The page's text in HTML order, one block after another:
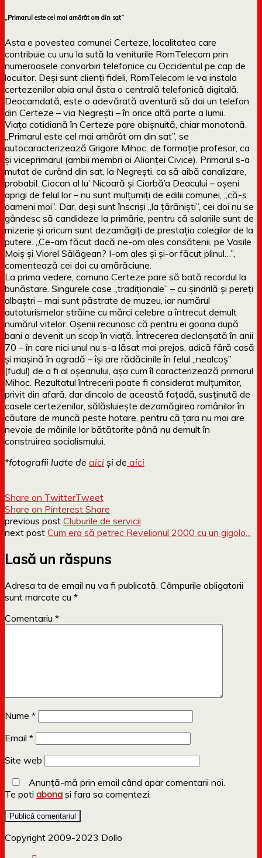
„Primarul este cel mai amărât om din sat”
Asta e povestea comunei Certeze, localitatea care
contribuie cu unu la sută la veniturile RomTelecom prin
numeroasele convorbiri telefonice cu Occidentul pe cap de
locuitor. Deși sunt clienți fideli, RomTelecom le va instala
certezenilor abia anul ăsta o centrală telefonică digitală.
Deocamdată, este o adevărată aventură să dai un telefon
din Certeze – via Negrești – în orice altă parte a lumii.
Viața cotidiană în Certeze pare obișnuită, chiar monotonă.
„Primarul este cel mai amărât om din sat”, se
autocaracterizează Grigore Mihoc, de formație profesor, ca
și viceprimarul (ambii membri ai Alianței Civice). Primarul s-a
mutat de curând din sat, la Negrești, ca să aibă canalizare,
probabil. Ciocan al lu’ Nicoară și Ciorbă’a Deacului – oșeni
aprigi de felul lor – nu sunt mulțumiți de edilii comunei, „că-s
oameni moi”. Dar, deși sunt înscriși „la țărăniști”, cei doi nu se
gândesc să candideze la primărie, pentru că salariile sunt de
mizerie și oricum sunt dezamăgiți de prestația colegilor de la
putere. „Ce-am făcut dacă ne-om ales consătenii, pe Vasile
Moiș și Viorel Sălăgean? I-om ales și și-or făcut plinul…”,
comentează cei doi cu amărăciune.
La prima vedere, comuna Certeze pare să bată recordul la
bunăstare. Singurele case „tradiționale” – cu șindrilă și pereți
albaștri – mai sunt păstrate de muzeu, iar numărul
autoturismelor străine cu mărci celebre a întrecut demult
numărul vitelor. Oșenii recunosc că pentru ei goana după
bani a devenit un scop în viață. Întrecerea declanșată în anii
70 – în care nici unul nu s-a lăsat mai prejos, adică fără casă
și mașină în ogradă – își are rădăcinile în felul „nealcoș”
(fudul) de a fi al oșeanului, așa cum îl caracterizează primarul
Mihoc. Rezultatul întrecerii poate fi considerat mulțumitor,
privit din afară, dar dincolo de această fațadă, susținută de
casele certezenilor, sălăsluiește dezamăgirea românilor în
căutare de muncă peste hotare, pentru că țara nu mai are
nevoie de mâinile lor bătătorite până nu demult în
construirea socialismului.
*fotografii luate de aici și de aici
Share on TwitterTweet
Share on Pinterest Share
previous post Cluburile de servicii
next post Cum era să petrec Revelionul 2000 cu un gigolo...
Lasă un răspuns
Adresa ta de email nu va fi publicată. Câmpurile obligatorii
sunt marcate cu *
Comentariu *
Nume *
Email *
Site web
Anunță-mă prin email când apar comentarii noi.
Te poti abona si fara sa comentezi.
Copyright 2009-2023 Dollo